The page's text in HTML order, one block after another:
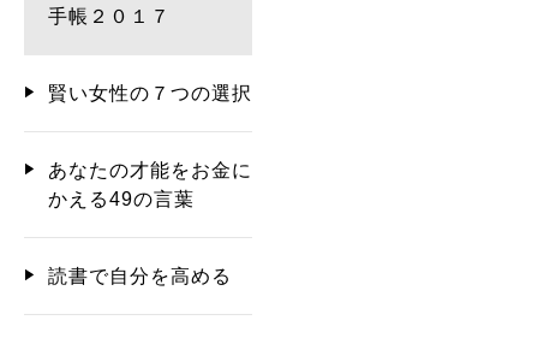
手帳２０１７
賢い女性の７つの選択
あなたの才能をお金に
かえる49の言葉
読書で自分を高める